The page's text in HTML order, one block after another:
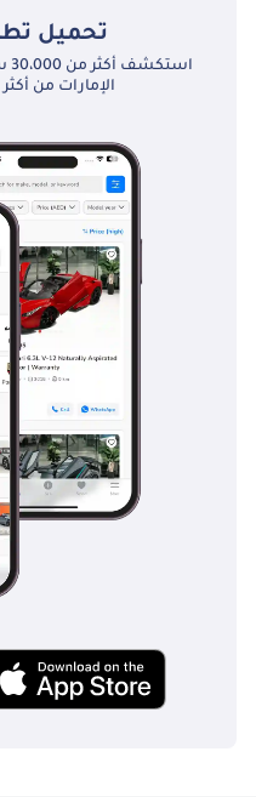
تحميل
الإمارات من أكثر من 350 وكيل